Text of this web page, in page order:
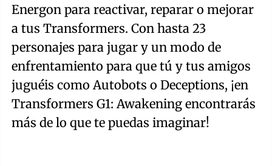
Energon para reactivar, reparar o mejorar
a tus Transformers. Con hasta 23
personajes para jugar y un modo de
enfrentamiento para que tú y tus amigos
juguéis como Autobots o Deceptions, ¡en
Transformers G1: Awakening encontrarás
más de lo que te puedas imaginar!